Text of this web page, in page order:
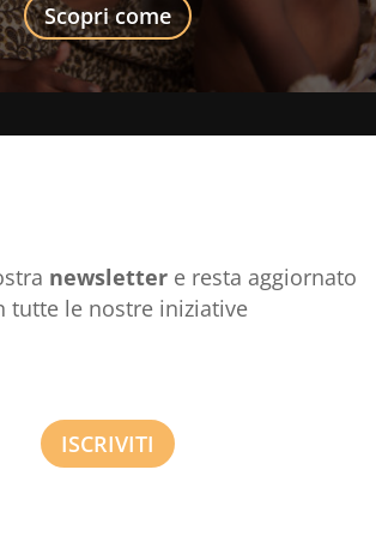
Scopri come
newsletter e resta aggiornato
tutte le nostre iniziative
ISCRIVITI